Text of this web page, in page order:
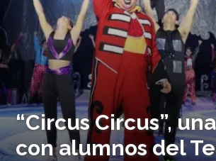
“Circus Circus”,
con alumnos del